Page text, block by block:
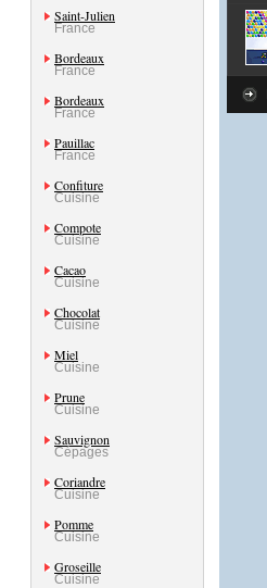
Saint-Julien
France
Bordeaux
France
Bordeaux
France
Pauillac
France
Confiture
Cuisine
Compote
Cuisine
Cacao
Cuisine
Chocolat
Cuisine
Miel
Cuisine
Prune
Cuisine
Sauvignon
Cépages
Coriandre
Cuisine
Pomme
Cuisine
Groseille
Cuisine